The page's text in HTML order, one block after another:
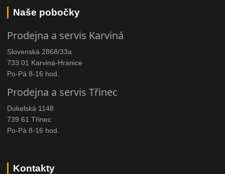
Naše pobočky
Prodejna a servis Karviná
Slovenská 2868/33a
733 01 Karviná-Hranice
Po-Pá 8-16 hod.
Prodejna a servis Třinec
Dukelská 1148
739 61 Třinec
Po-Pá 8-16 hod.
Kontakty